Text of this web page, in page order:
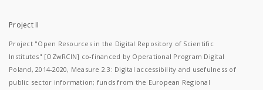
Project II
Project "Open Resources in the Digital Repository of Scientific
Institutes" [OZwRCIN] co-financed by Operational Program Digital
Poland, 2014-2020, Measure 2.3: Digital accessibility and usefulness of
public sector information; funds from the European Regional